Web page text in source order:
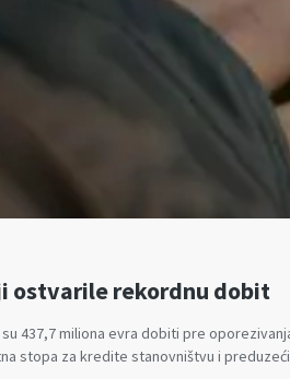
ostvarile rekordnu dobit
437,7 miliona evra dobiti pre
stopa za kredite stanovništvu i